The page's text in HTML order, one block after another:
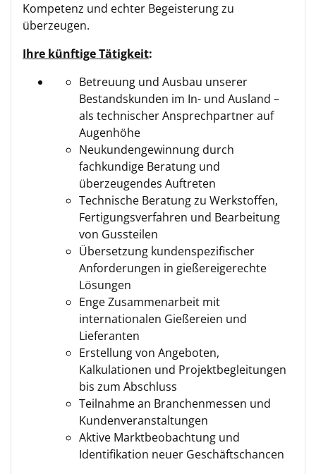
Kompetenz und echter Begeisterung zu
überzeugen.
Ihre künftige Tätigkeit:
Betreuung und Ausbau unserer
Bestandskunden im In- und Ausland –
als technischer Ansprechpartner auf
Augenhöhe
Neukundengewinnung durch
fachkundige Beratung und
überzeugendes Auftreten
Technische Beratung zu Werkstoffen,
Fertigungsverfahren und Bearbeitung
von Gussteilen
Übersetzung kundenspezifischer
Anforderungen in gießereigerechte
Lösungen
Enge Zusammenarbeit mit
internationalen Gießereien und
Lieferanten
Erstellung von Angeboten,
Kalkulationen und Projektbegleitungen
bis zum Abschluss
Teilnahme an Branchenmessen und
Kundenveranstaltungen
Aktive Marktbeobachtung und
Identifikation neuer Geschäftschancen